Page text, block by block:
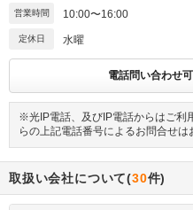
営業時間 10:00〜16:00
定休日 水曜
電話問い合わせ
※光IP電話、及びIP電話からはご
らの上記電話番号によるお問合せは
取扱い会社について(30件)